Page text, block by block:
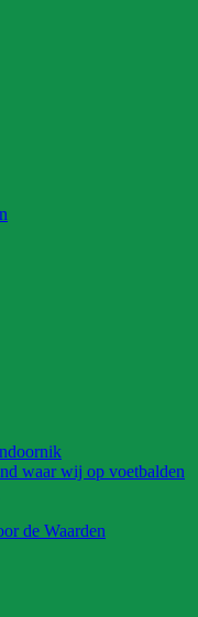
waar wij op voetbalden
de Waarden